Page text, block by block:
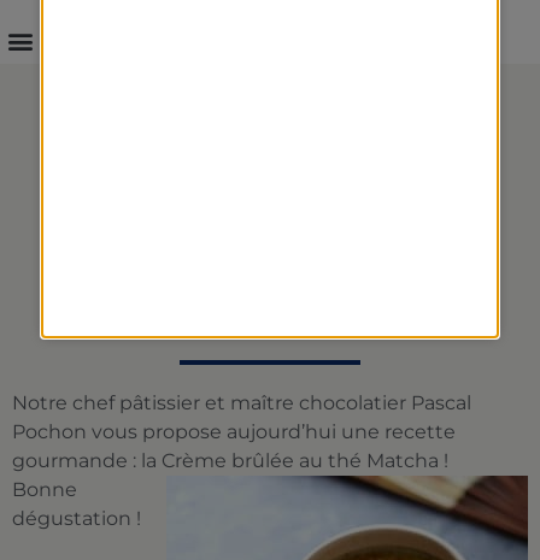
Notre chef pâtissier et maître chocolatier Pascal
Pochon vous propose aujourd’hui une recette
gourmande : la Crème brûlée au thé Matcha !
Bonne
dégustation !